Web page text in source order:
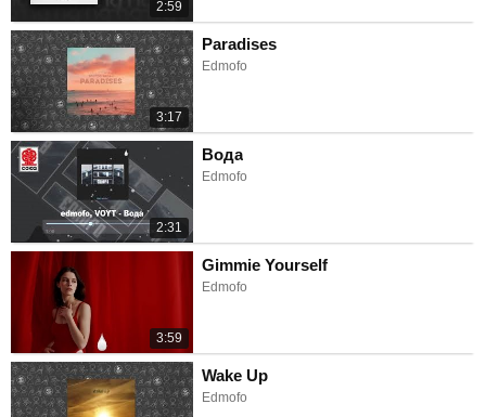
2:59
3:17
Paradises
Edmofo
2:31
Вода
Edmofo
3:59
Gimmie Yourself
Edmofo
Wake Up
Edmofo